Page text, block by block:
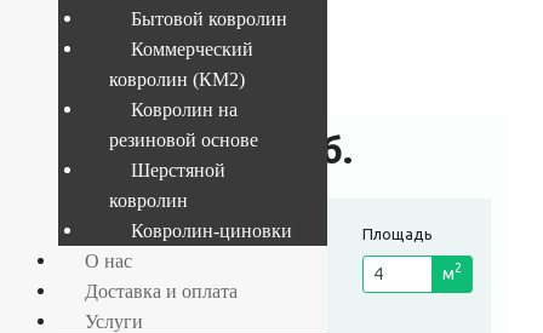
Текущий размер:4x25 м
1 266 руб.
рулона
4 м
Длина отреза Площадь
м2
Бытовой ковролин
Коммерческий
ковролин (КМ2)
Ковролин на
резиновой основе
Шерстяной
ковролин
Ковролин-циновки
О нас
Доставка и оплата
Услуги